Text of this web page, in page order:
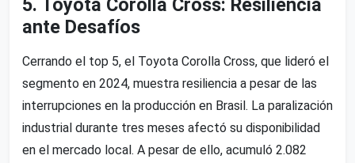
5. Toyota Corolla Cross: Resiliencia
ante Desafíos
Cerrando el top 5, el Toyota Corolla Cross, que lideró el
segmento en 2024, muestra resiliencia a pesar de las
interrupciones en la producción en Brasil. La paralización
industrial durante tres meses afectó su disponibilidad
en el mercado local. A pesar de ello, acumuló 2.082